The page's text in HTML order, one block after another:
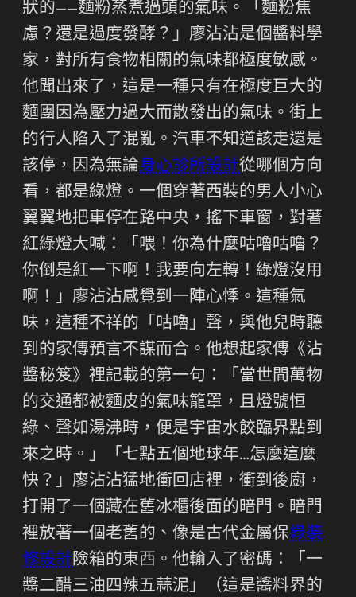
狀的——麵粉蒸煮過頭的氣味。「麵粉焦
慮？還是過度發酵？」廖沾沾是個醬料學
家，對所有食物相關的氣味都極度敏感。
他聞出來了，這是一種只有在極度巨大的
麵團因為壓力過大而散發出的氣味。街上
的行人陷入了混亂。汽車不知道該走還是
該停，因為無論身心診所設計從哪個方向
看，都是綠燈。一個穿著西裝的男人小心
翼翼地把車停在路中央，搖下車窗，對著
紅綠燈大喊：「喂！你為什麼咕嚕咕嚕？
你倒是紅一下啊！我要向左轉！綠燈沒用
啊！」廖沾沾感覺到一陣心悸。這種氣
味，這種不祥的「咕嚕」聲，與他兒時聽
到的家傳預言不謀而合。他想起家傳《沾
醬秘笈》裡記載的第一句：「當世間萬物
的交通都被麵皮的氣味籠罩，且燈號恒
綠、聲如湯沸時，便是宇宙水餃臨界點到
來之時。」「七點五個地球年…怎麼這麼
快？」廖沾沾猛地衝回店裡，衝到後廚，
打開了一個藏在舊冰櫃後面的暗門。暗門
裡放著一個老舊的、像是古代金屬保綠裝
修設計險箱的東西。他輸入了密碼：「一
醬二醋三油四辣五蒜泥」（這是醬料界的